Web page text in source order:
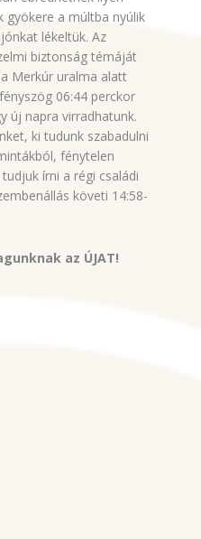
gyökere a múltba nyúlik
lékeltük. Az
biztonság témáját
Merkúr uralma alatt
06:44 perckor
új napra virradhatunk.
ki tudunk szabadulni
fénytelen
írni a régi családi
követi 14:58-
az ÚJAT!